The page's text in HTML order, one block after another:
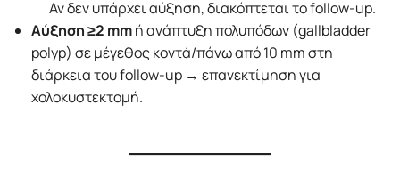
Αν δεν υπάρχει αύξηση, διακόπτεται το follow-up.
Αύξηση ≥2 mmή ανάπτυξη πολυπόδων (gallbladder
polyp) σε μέγεθος κοντά/πάνω από 10 mm στη
διάρκεια του follow-up → επανεκτίμηση για
χολοκυστεκτομή.